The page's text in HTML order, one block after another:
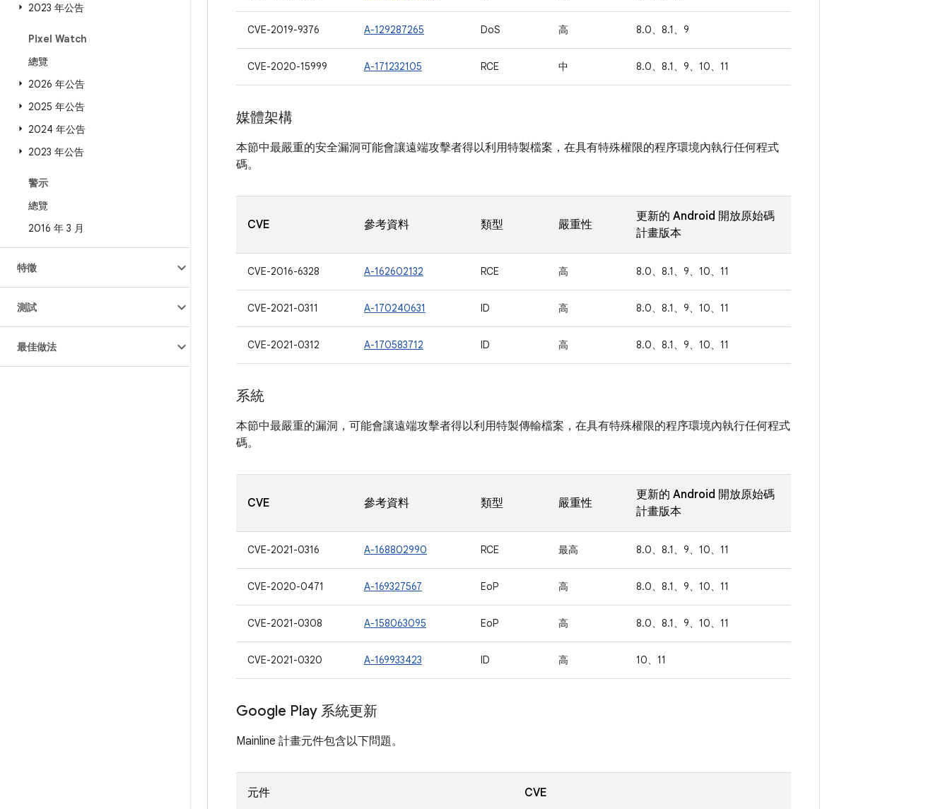
2023 年公告
Pixel Watch
總覽
2026 年公告
2025 年公告
2024 年公告
2023 年公告
警示
總覽
2016 年 3 月
特徵
測試
最佳做法
CVE-2019-9376 A-129287265 DoS 高 8.0、8.1、9
CVE-2020-15999 A-171232105 RCE 中 8.0、8.1、9、10、11
媒體架構
本節中最嚴重的安全漏洞可能會讓遠端攻擊者得以利用特製檔案，在具有特殊權限的程序環境內執行任何程式
碼。
CVE 參考資料 類型 嚴重性
更新的 Android 開放原始碼
計畫版本
CVE-2016-6328 A-162602132 RCE 高 8.0、8.1、9、10、11
CVE-2021-0311 A-170240631 ID 高 8.0、8.1、9、10、11
CVE-2021-0312 A-170583712 ID 高 8.0、8.1、9、10、11
系統
本節中最嚴重的漏洞，可能會讓遠端攻擊者得以利用特製傳輸檔案，在具有特殊權限的程序環境內執行任何程式
碼。
CVE 參考資料 類型 嚴重性
更新的 Android 開放原始碼
計畫版本
CVE-2021-0316 A-168802990 RCE 最高 8.0、8.1、9、10、11
CVE-2020-0471 A-169327567 EoP 高 8.0、8.1、9、10、11
CVE-2021-0308 A-158063095 EoP 高 8.0、8.1、9、10、11
CVE-2021-0320 A-169933423 ID 高 10、11
Google Play 系統更新
Mainline 計畫元件包含以下問題。
元件 CVE